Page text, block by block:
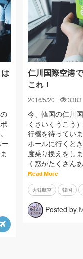
仁川国際空港
これ！
2016/5/20 3383
今、韓国の仁川
くさいくうこう
行機を待ってい
ポールに行くと
度乗り換えをし
く窓がたくさん
Read More
大韓航空 韓国
Posted by